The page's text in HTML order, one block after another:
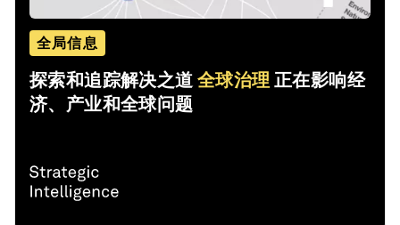
全局信息
探索和追踪解决之道全球治理 正在影响经
济、产业和全球问题